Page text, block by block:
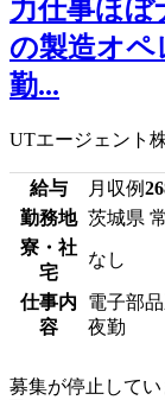
力仕事ほ
の製造オ
勤...
UTエージェント
給与 月収例
勤務地 茨城県
寮・社
宅
なし
仕事内
容
電子部
夜勤
募集が停止してい